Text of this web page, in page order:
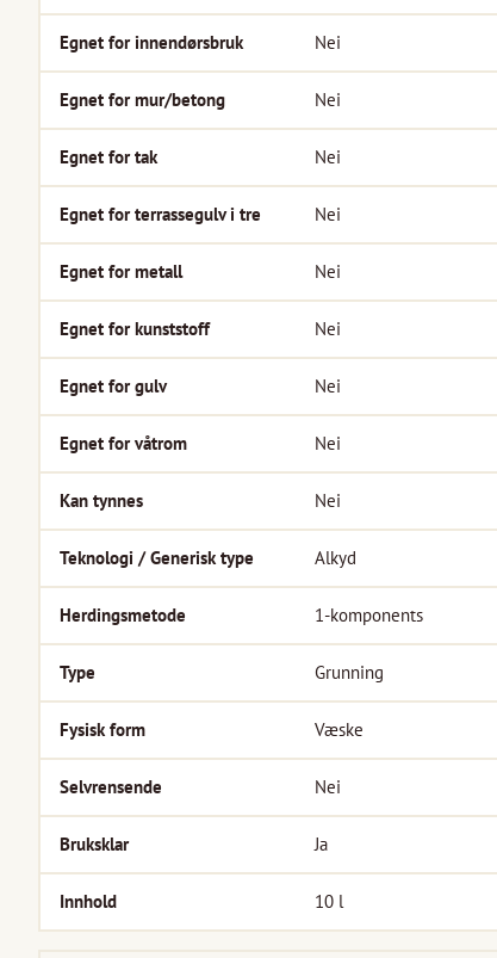
Egnet for innendørsbruk Nei
Egnet for mur/betong Nei
Egnet for tak Nei
Egnet for terrassegulv i tre Nei
Egnet for metall Nei
Egnet for kunststoff Nei
Egnet for gulv Nei
Egnet for våtrom Nei
Kan tynnes Nei
Teknologi / Generisk type Alkyd
Herdingsmetode 1-komponents
Type Grunning
Fysisk form Væske
Selvrensende Nei
Bruksklar Ja
Innhold 10 l